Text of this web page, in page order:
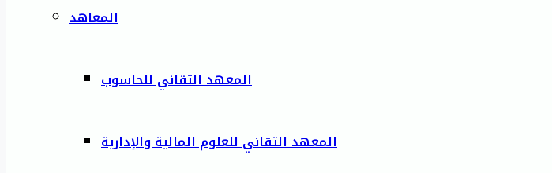
المعاهد
المعهد التقاني للحاسوب
المعهد التقاني للعلوم المالية والإدارية